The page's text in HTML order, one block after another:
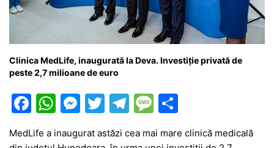
Clinica MedLife, inaugurată la Deva. Investiție privată de
peste 2,7 milioane de euro
F
a
c
W
at
M
s
T
itt
T
e
M
e
s
ar
ta
MedLife a inaugurat astăzi cea mai mare clinică medicală